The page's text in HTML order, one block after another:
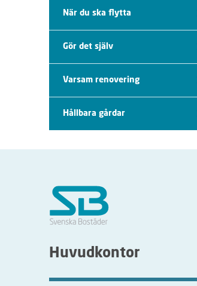
När du ska flytta
Gör det själv
Varsam renovering
Hållbara gårdar
Huvudkontor